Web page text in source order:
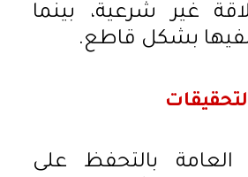
غير شرعية، بينما
بشكل قاطع.
العامة بالتحفظ على